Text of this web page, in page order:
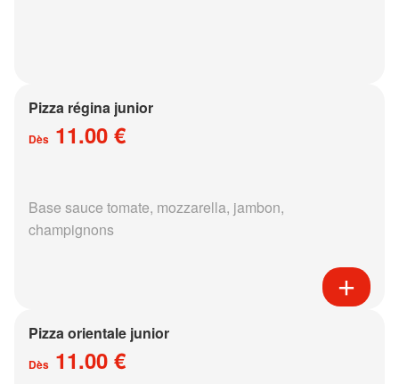
Pizza régina junior
Dès 11.00 €
Base sauce tomate, mozzarella, jambon,
champignons
Pizza orientale junior
Dès 11.00 €